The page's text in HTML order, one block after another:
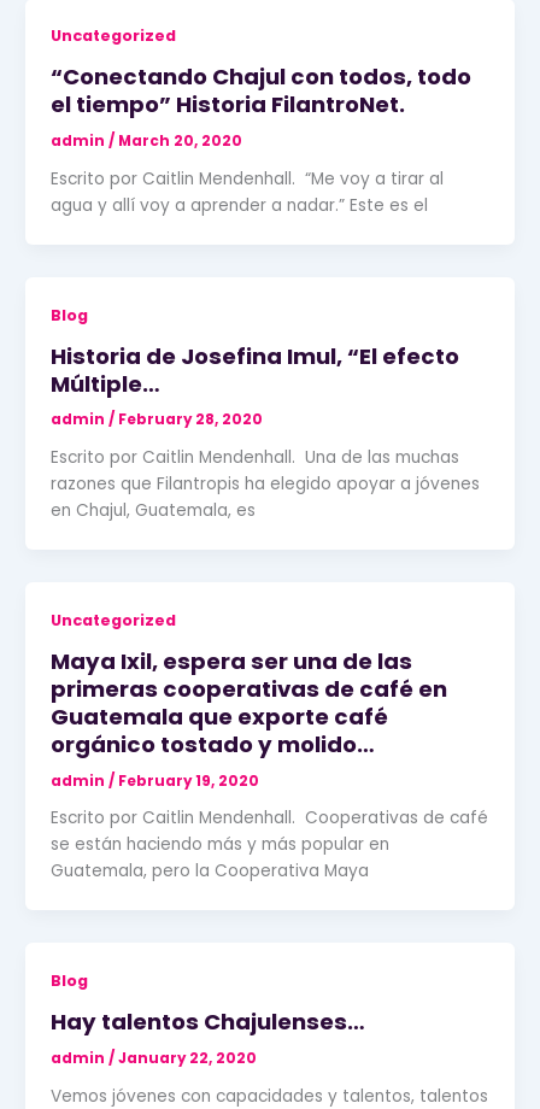
Uncategorized
“Conectando Chajul con todos, todo
el tiempo” Historia FilantroNet.
admin / March 20, 2020
Escrito por Caitlin Mendenhall. “Me voy a tirar al
agua y allí voy a aprender a nadar.” Este es el
Blog
Historia de Josefina Imul, “El efecto
Múltiple…
admin / February 28, 2020
Escrito por Caitlin Mendenhall. Una de las muchas
razones que Filantropis ha elegido apoyar a jóvenes
en Chajul, Guatemala, es
Uncategorized
Maya Ixil, espera ser una de las
primeras cooperativas de café en
Guatemala que exporte café
orgánico tostado y molido…
admin / February 19, 2020
Escrito por Caitlin Mendenhall. Cooperativas de café
se están haciendo más y más popular en
Guatemala, pero la Cooperativa Maya
Blog
Hay talentos Chajulenses…
admin /January 22, 2020
Vemos jóvenes con capacidades y talentos, talentos